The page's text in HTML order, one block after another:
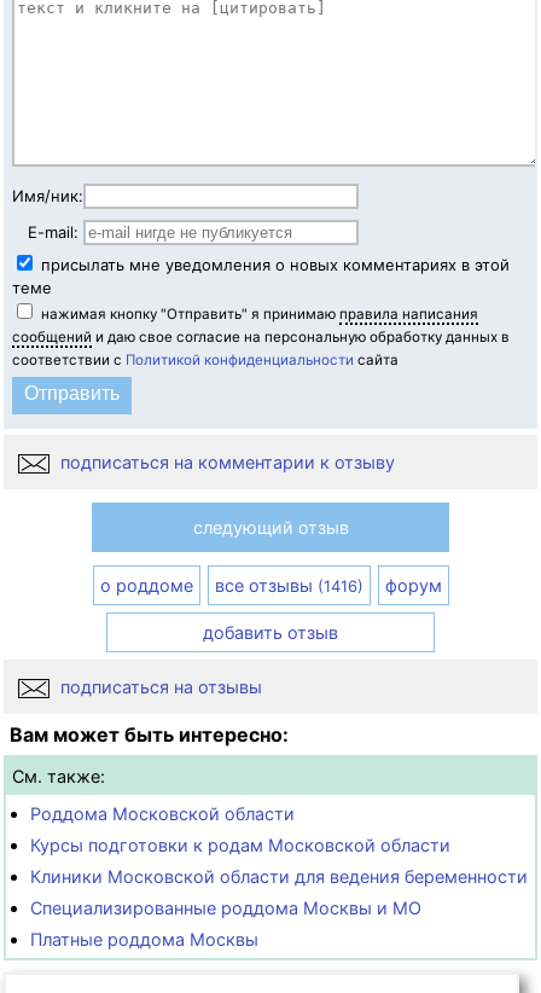
Имя/ник:
E-mail:
присылать мне уведомления о новых комментариях в этой
теме
нажимая кнопку "Отправить" я принимаю правила написания
сообщений и даю свое согласие на персональную обработку данных в
соответствии с Политикой конфиденциальности сайта
подписаться на комментарии к отзыву
следующий отзыв
о роддоме все отзывы (1416) форум
добавить отзыв
подписаться на отзывы
Вам может быть интересно:
См. также:
Роддома Московской области
Курсы подготовки к родам Московской области
Клиники Московской области для ведения беременности
Специализированные роддома Москвы и МО
Платные роддома Москвы